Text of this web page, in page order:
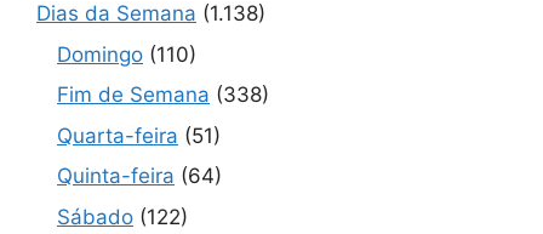
Dias da Semana (1.138)
Domingo (110)
Fim de Semana (338)
Quarta-feira (51)
Quinta-feira (64)
Sábado (122)